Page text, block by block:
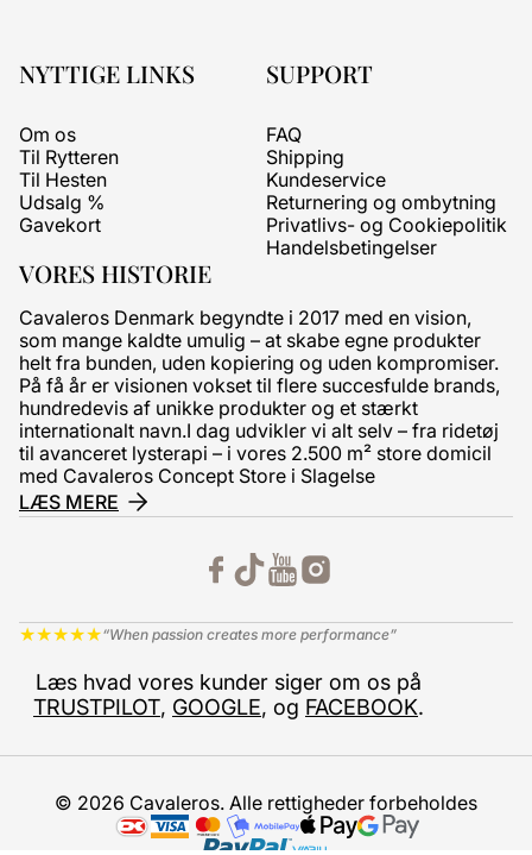
VORES HISTORIE
Cavaleros Denmark begyndte i 2017 med en vision,
som mange kaldte umulig – at skabe egne produkter
helt fra bunden, uden kopiering og uden kompromiser.
På få år er visionen vokset til flere succesfulde brands,
hundredevis af unikke produkter og et stærkt
internationalt navn.I dag udvikler vi alt selv – fra ridetøj
til avanceret lysterapi – i vores 2.500 m² store domicil
med Cavaleros Concept Store i Slagelse
LÆS MERE
★★★★★“When passion creates more performance”
Læs hvad vores kunder siger om os på
TRUSTPILOT, GOOGLE, og FACEBOOK.
NYTTIGE LINKS
Om os
Til Rytteren
Til Hesten
Udsalg %
Gavekort
SUPPORT
FAQ
Shipping
Kundeservice
Returnering og ombytning
Privatlivs- og Cookiepolitik
Handelsbetingelser
© 2026 Cavaleros. Alle rettigheder forbeholdes